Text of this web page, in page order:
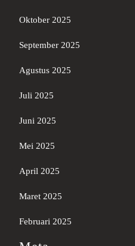
Oktober 2025
September 2025
Agustus 2025
Juli 2025
Juni 2025
Mei 2025
April 2025
Maret 2025
Februari 2025